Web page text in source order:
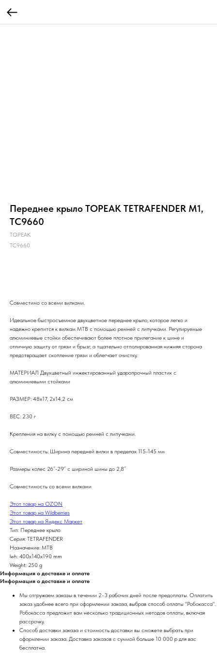
Переднее крыло TOPEAK TETRAFENDER M1,
TC9660
TOPEAK
TC9660
Совместимо со всеми вилками.
Идеальное быстросъемное двухцветное переднее крыло, которое легко и
надежно крепится к вилкам MTB с помощью ремней с липучками. Регулируемые
алюминиевые стойки обеспечивают более плотное прилегание к шине и
отличную защиту от грязи и брызг, а тщательно отполированная нижняя сторона
предотвращает скопление грязи и облегчает очистку.
МАТЕРИАЛ Двухцветный инжектированный ударопрочный пластик с
алюминиевыми стойками
РАЗМЕР: 48x17, 2x14,2 см
ВЕС: 230 г
Крепления на вилку с помощью ремней с липучками.
Совместимость: Ширина передней вилки в пределах 115-145 мм
Размеры колес 26”-29” с шириной шины до 2,8”
Совместимость со всеми вилками
Этот товар на OZON
Этот товар на Wildberries
Этот товар на Яндекс Маркет
Тип: Переднее крыло
Серия: TETRAFENDER
Назначение: MTB
lwh: 400x140x190 mm
Weight: 250 g
Информация о доставке и оплате
Информация о доставке и оплате
Мы отгружаем заказы в течении 2-3 рабочих дней после предоплаты. Оплатить
заказ удобнее всего при оформлении заказа, выбрав способ оплаты "Робокасса".
Робокасса предложит вам несколько традиционных методов оплаты, включая
рассрочку.
Способ доставки заказа и стоимость доставки вы сможете выбрать при
оформлении заказа. Доставка заказов с суммой больше 10 000 р для вас
бесплатна.